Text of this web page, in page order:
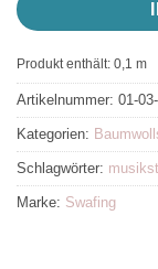
Produkt enthält: 0,1 m
Artikelnummer: 01-
Kategorien:
Schlagwörter:
Marke: Swafing